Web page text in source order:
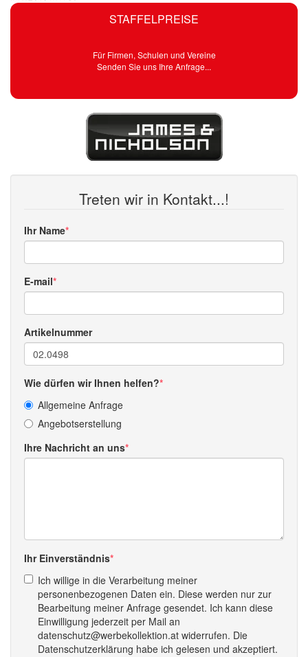
STAFFELPREISE
Für Firmen, Schulen und Vereine
Senden Sie uns Ihre Anfrage...
Treten wir in Kontakt...!
Ihr Name
E-mail
Artikelnummer
Wie dürfen wir Ihnen helfen?
Allgemeine Anfrage
Angebotserstellung
Ihre Nachricht an uns
Ihr Einverständnis
Ich willige in die Verarbeitung meiner
personenbezogenen Daten ein. Diese werden nur zur
Bearbeitung meiner Anfrage gesendet. Ich kann diese
Einwilligung jederzeit per Mail an
datenschutz@werbekollektion.at widerrufen. Die
Datenschutzerklärung habe ich gelesen und akzeptiert.